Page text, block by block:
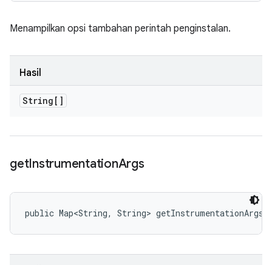
Menampilkan opsi tambahan perintah penginstalan.
Hasil
String[]
getInstrumentationArgs
public Map<String, String> getInstrumentationArgs